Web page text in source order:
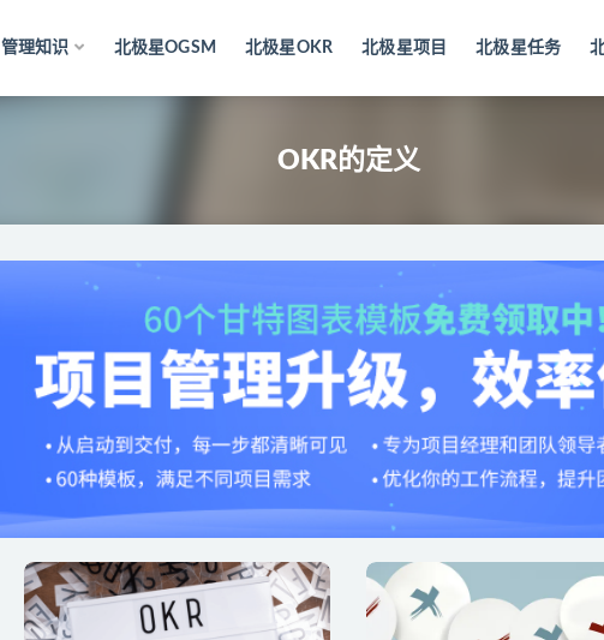
管理知识 北极星OGSM 北极星OKR 北极星项目 北极星任务
OKR的定义